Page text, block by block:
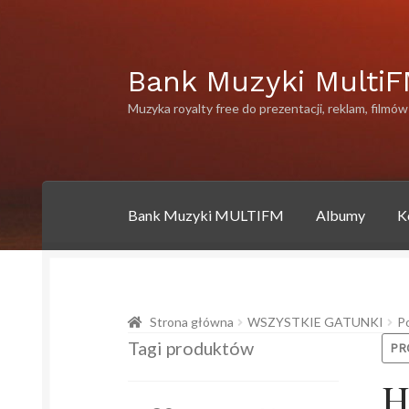
Przejdź
do
nawigacji
Przejdź
do
treści
Bank Muzyki
Muzyka royalty free do prezentacji, reklam, filmów
Bank Muzyki MULTIFM Albumy
Polityka prywatnościPolityka prywatności
Strona główna WSZYSTKIE GATUNKI
Tagi produktów